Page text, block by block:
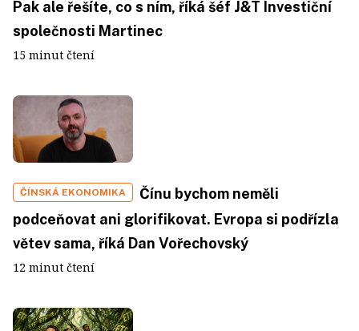
Pak ale řešíte, co s ním, říká šéf J&T Investiční
společnosti Martinec
15 minut čtení
ČÍNSKÁ EKONOMIKA
Čínu bychom neměli
podceňovat ani glorifikovat. Evropa si podřízla
větev sama, říká Dan Vořechovský
12 minut čtení